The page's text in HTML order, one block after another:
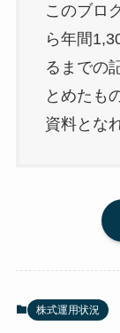
このブロ
ら年間
るまでの
とめたも
資料とな
株式運用状況